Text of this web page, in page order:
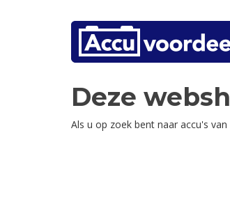
Deze
Als u op zoek bent naar accu's